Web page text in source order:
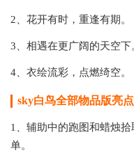
2、花开有时，重逢有期。
3、相遇在更广阔的天空下
4、衣绘流彩，点燃绮空。
sky白鸟全部物品版亮点
1、辅助中的跑图和蜡烛
单。